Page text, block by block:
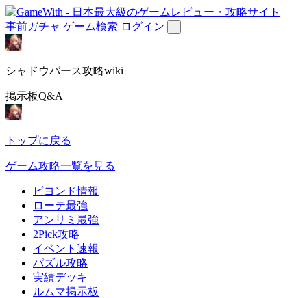
事前ガチャ ゲーム検索 ログイン
シャドウバース攻略wiki
掲示板Q&A
トップに戻る
ゲーム攻略一覧を見る
ビヨンド情報
ローテ最強
アンリミ最強
2Pick攻略
イベント速報
パズル攻略
実績デッキ
ルムマ掲示板